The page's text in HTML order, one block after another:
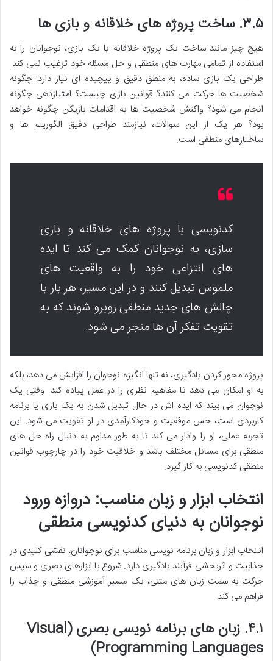
۳.۵. ساخت پروژه های خلاقانه و بازی ها
هیچ چیز مانند ساخت یک پروژه خلاقانه یا یک بازی، نوجوانان را به
استفاده از تمامی مهارت های منطقی و حل مسئله خود ترغیب نمی کند.
طراحی یک بازی ساده، به منطق دقیق و پیچیده ای نیاز دارد: چگونه
شخصیت ها حرکت می کنند؟ قوانین بازی چیست؟ امتیازدهی چگونه
انجام می شود؟ واکنش شخصیت ها به اقدامات بازیکن چگونه خواهد
بود؟ هر یک از این سوالات، نیازمند طراحی دقیق الگوریتم ها و
ساختارهای منطقی است.
کدنویسی با پروژه های خلاقانه و بازی
سازی، به نوجوانان کمک می کند تا ایده
های انتزاعی خود را به واقعیت های
ملموس تبدیل کنند و در این مسیر، هر بار با
چالش های جدید منطقی روبرو شوند که به
تقویت تفکر آن ها منجر می شود.
پروژه محور کردن یادگیری، نه تنها انگیزه نوجوان را افزایش می دهد، بلکه
به او امکان می دهد تا مفاهیم نظری را در عمل پیاده کند. وقتی یک
نوجوان می بیند که ایده اش در حال تبدیل شدن به یک بازی یا برنامه
کاربردی است، حس موفقیت و خودکارآمدی در او تقویت می شود. این
تجربه عملی، او را وادار می کند تا به طور مداوم به دنبال راه حل های
منطقی برای مسائل مختلف باشد و خلاقیت خود را در چارچوب قوانین
منطقی کدنویسی به کار گیرد.
انتخاب ابزار و زبان مناسب: دروازه ورود
نوجوانان به دنیای کدنویسی منطقی
انتخاب ابزار و زبان برنامه نویسی مناسب برای نوجوانان، نقشی کلیدی در
جذابیت و اثربخشی فرآیند یادگیری دارد. شروع با ابزارهای بصری و سپس
حرکت به سمت زبان های متنی، یک مسیر آموزشی منطقی و جذاب را
فراهم می کند.
۴.۱. زبان های برنامه نویسی بصری (Visual
Programming Languages)